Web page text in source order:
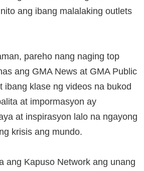
ang ibang malalaking outlets
pareho nang naging top
ang GMA News at GMA Public
ibang klase ng videos na bukod
at impormasyon ay
at inspirasyon lalo na ngayong
krisis ang mundo.
ang Kapuso Network ang unang